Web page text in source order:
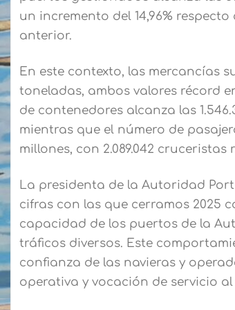
un incremento del 14,96%
anterior.
En este contexto, las mercancías
toneladas, ambos valores récord
de contenedores alcanza las
mientras que el número de
millones, con 2.089.042 cruceristas
La presidenta de la Autoridad
cifras con las que cerramos 2025
capacidad de los puertos de la
tráficos diversos. Este
confianza de las navieras y
operativa y vocación de servicio